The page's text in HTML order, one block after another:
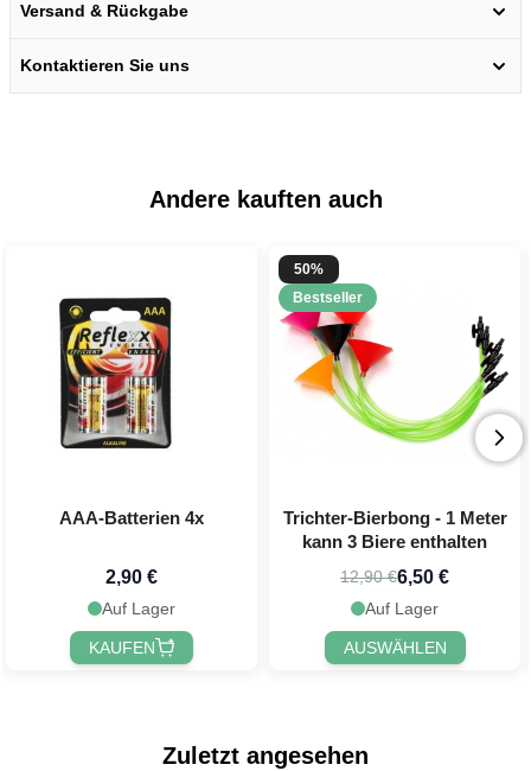
Versand & Rückgabe
Kontaktieren Sie uns
Andere kauften auch
AAA-Batterien 4x
2,90 €
Auf Lager
KAUFEN
50%
Bestseller
Trichter-Bierbong - 1 Meter
kann 3 Biere enthalten
12,90 €6,50 €
Auf Lager
AUSWÄHLEN
Zuletzt angesehen